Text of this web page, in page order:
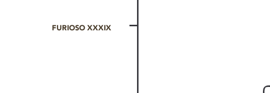
FURIOSO XXXIX